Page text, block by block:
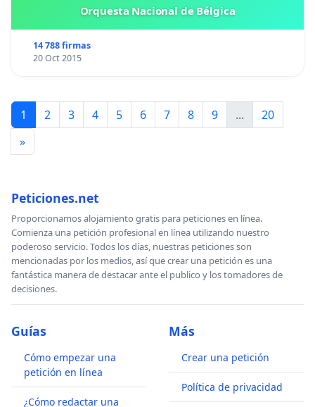
Orquesta Nacional de Bélgica
14 788 firmas
20 Oct 2015
1 2 3 4 5 6 7 8 9 ...
20
»
Peticiones.net
Proporcionamos alojamiento gratis para peticiones en línea.
Comienza una petición profesional en línea utilizando nuestro
poderoso servicio. Todos los días, nuestras peticiones son
mencionadas por los medios, así que crear una petición es una
fantástica manera de destacar ante el publico y los tomadores de
decisiones.
Guías
Cómo empezar una
petición en línea
¿Cómo redactar una
Más
Crear una petición
Política de privacidad